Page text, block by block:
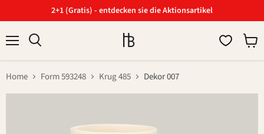
2+1 (Gratis) - entdecken sie die Aktionsartikel
Home Form 593248 Krug 485 Dekor 007